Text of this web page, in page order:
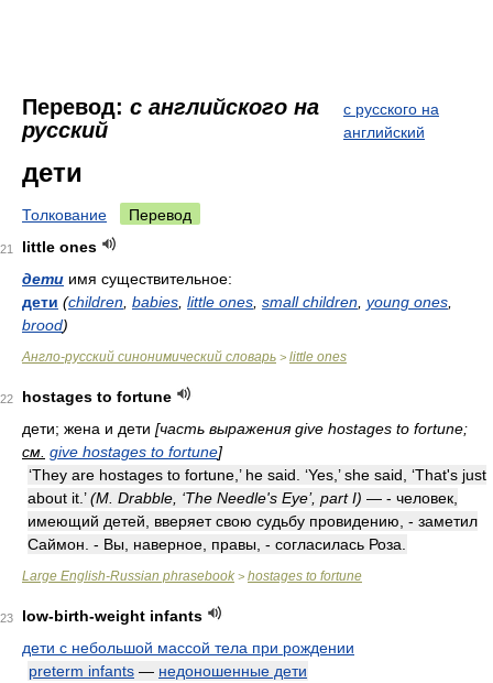
Перевод: с английского на
русский
с русского на
английский
дети
Толкование Перевод
21
little ones
дети имя существительное:
дети (children babies little ones small children young ones
brood)
Англо-русский синонимический словарь > little ones
22
hostages to fortune
дети; жена и дети [часть выражения give hostages to fortune;
см. give hostages to fortune]
‘They are hostages to fortune,’ he said. ‘Yes,’ she said, ‘That's just
about it.’(M. Drabble, ‘The Needle's Eye’, part I) — - человек,
имеющий детей, вверяет свою судьбу провидению, - заметил
Саймон. - Вы, наверное, правы, - согласилась Роза.
Large English-Russian phrasebook > hostages to fortune
23
low-birth-weight infants
дети с небольшой массой тела при рождении
preterm infants — недоношенные дети